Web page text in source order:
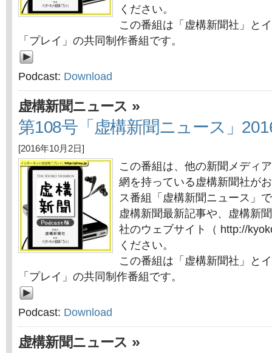
ください。
この番組は「虚構新聞社」と
「プレイ」の共同制作番組です。
Podcast: Download
虚構新聞ニュース »
第108号「虚構新聞ニュース」
[2016年10月2日]
この番組は、他の新聞メディ
網を持っている虚構新聞社が
ス番組「虚構新聞ニュース」
虚構新聞最新記事や、虚構新
社のウェブサイト（ http://
ください。
この番組は「虚構新聞社」と
「プレイ」の共同制作番組です。
Podcast: Download
虚構新聞ニュース »